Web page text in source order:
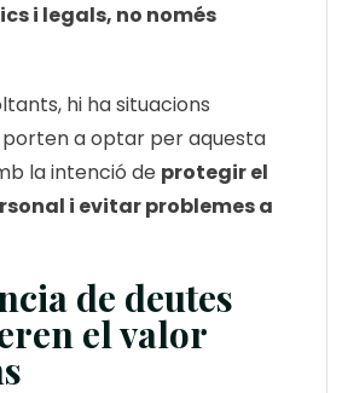
i legals, no només
hi ha situacions
a optar per aquesta
la intenció de protegir el
i evitar problemes a
de deutes
el valor